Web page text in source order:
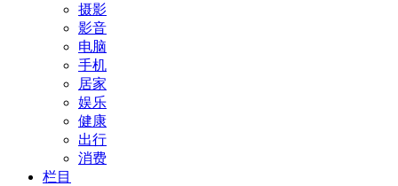
摄影
影音
电脑
手机
居家
娱乐
健康
出行
消费
栏目